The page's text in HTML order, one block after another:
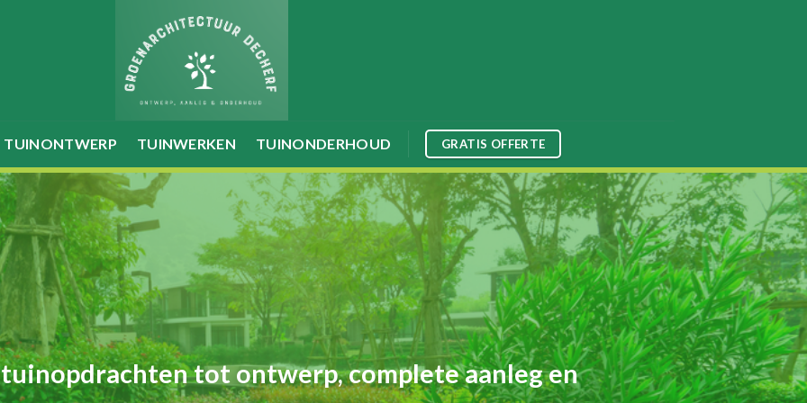
TUINONTWERP TUINWERKEN TUINONDERHOUD GRATIS OFFERTE
tot ontwerp, complete aanleg en